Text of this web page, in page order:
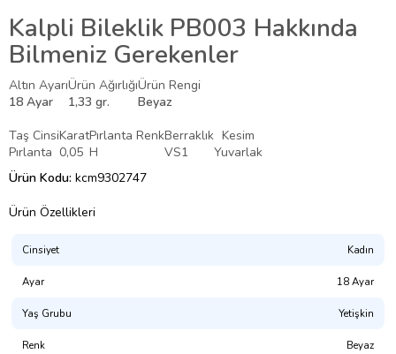
Kalpli Bileklik PB003 Hakkında
Bilmeniz Gerekenler
Altın AyarıÜrün AğırlığıÜrün Rengi
18 Ayar
1,33 gr.
Beyaz
Taş CinsiKaratPırlanta RenkBerraklık Kesim
Pırlanta 0,05 H VS1
Yuvarlak
Ürün Kodu: kcm9302747
Ürün Özellikleri
Cinsiyet Kadın
Ayar 18 Ayar
Yaş Grubu Yetişkin
Renk Beyaz